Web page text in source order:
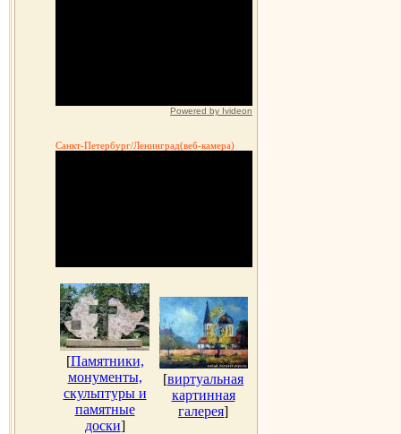
Powered by Ivideon
Санкт-Петербург/Ленинград(веб-камера)
[Памятники,
монументы,
скульптуры и
памятные
доски]
[виртуальная
картинная
галерея]